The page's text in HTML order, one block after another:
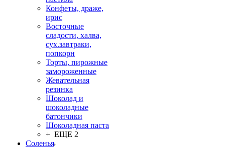
Конфеты, драже,
ирис
Восточные
сладости, халва,
сух.завтраки,
попкорн
Торты, пирожные
замороженные
Жевательная
резинка
Шоколад и
шоколадные
батончики
Шоколадная паста
+ ЕЩЕ 2
Соленья